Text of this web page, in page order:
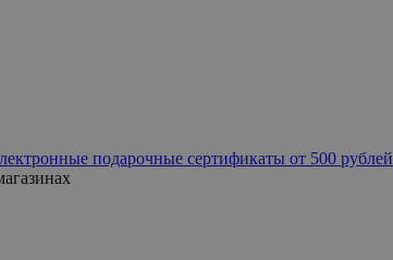
подарочные сертификаты от 500 рублей